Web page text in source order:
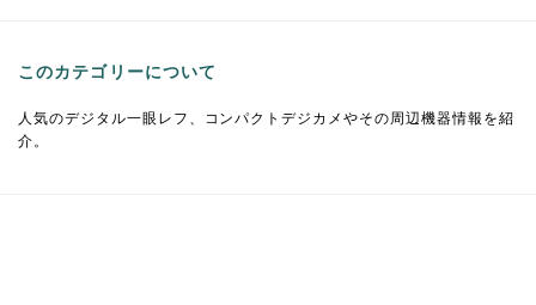
このカテゴリーについて
人気のデジタル一眼レフ、コンパクトデジカメやその周辺機器情報を紹
介。